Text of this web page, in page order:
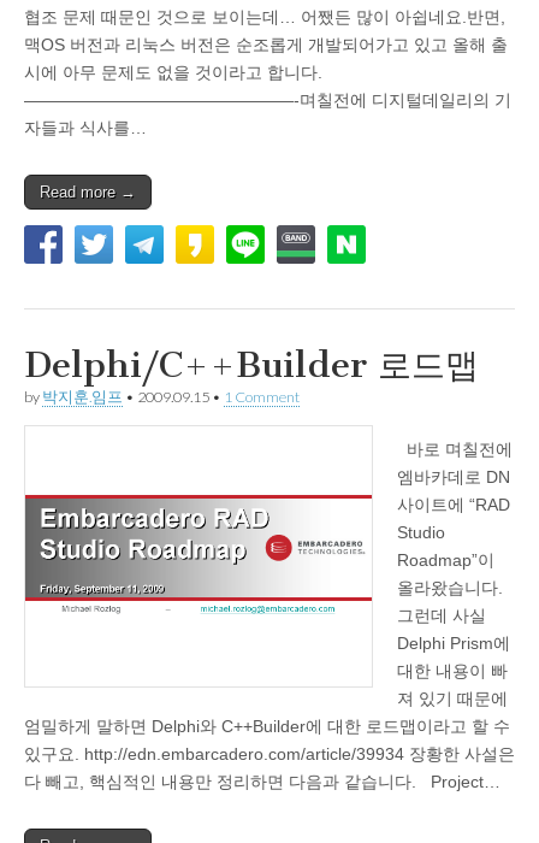
협조 문제 때문인 것으로 보이는데… 어쨌든 많이 아쉽네요.반면,
맥OS 버전과 리눅스 버전은 순조롭게 개발되어가고 있고 올해 출
시에 아무 문제도 없을 것이라고 합니다.
————————————————-며칠전에 디지털데일리의 기
자들과 식사를…
Read more →
Delphi/C++Builder 로드맵
by 박지훈.임프 • 2009.09.15 • 1 Comment
바로 며칠전에
엠바카데로 DN
사이트에 “RAD
Studio
Roadmap”이
올라왔습니다.
그런데 사실
Delphi Prism에
대한 내용이 빠
져 있기 때문에
엄밀하게 말하면 Delphi와 C++Builder에 대한 로드맵이라고 할 수
있구요. http://edn.embarcadero.com/article/39934 장황한 사설은
다 빼고, 핵심적인 내용만 정리하면 다음과 같습니다. Project…